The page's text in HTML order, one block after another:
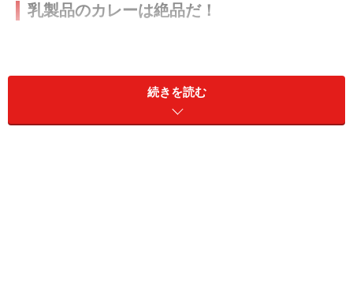
乳製品のカレーは絶品だ！
続きを読む